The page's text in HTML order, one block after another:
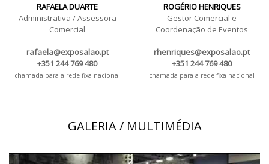
RAFAELA DUARTE
Administrativa / Assessora
Comercial
rafaela@exposalao.pt
+351 244 769 480
chamada para a rede fixa nacional
ROGÉRIO HENRIQUES
Gestor Comercial e
Coordenação de Eventos
rhenriques@exposalao.pt
+351 244 769 480
chamada para a rede fixa nacional
GALERIA / MULTIMÉDIA